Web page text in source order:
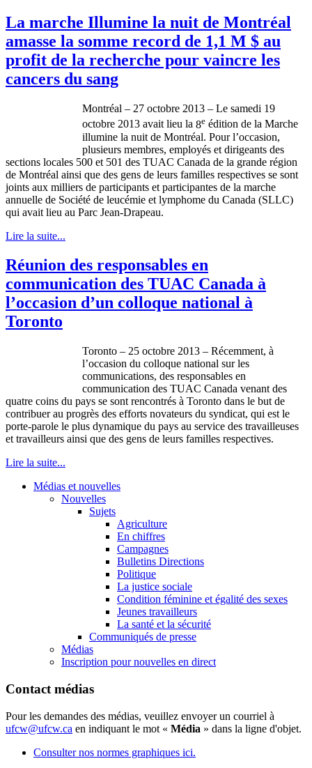
La marche Illumine la nuit de Montréal
amasse la somme record de 1,1 M $ au
profit de la recherche pour vaincre les
cancers du sang
Montréal – 27 octobre 2013 – Le samedi 19
octobre 2013 avaitlieu la 8e édition de la Marche
illumine la nuit de Montréal. Pourl’occasion,
plusieurs membres, employés et dirigeants des
sections locales 500 et 501 des TUAC Canada de la grande région
de Montréal ainsi que des gens de leurs familles respectives se sont
joints aux milliers de participants et participantes de la marche
annuelle de Société de leucémie et lymphome du Canada (SLLC)
qui avait lieu au Parc Jean-Drapeau.
Lire la suite...
Réunion des responsables en
communication des TUAC Canada à
l’occasion d’un colloque national à
Toronto
Toronto – 25 octobre 2013 – Récemment, à
l’occasion du colloque national sur les
communications, des responsables en
communication des TUAC Canada venant des
quatre coins du pays se sont rencontrés à Toronto dans le but de
contribuer au progrès des efforts novateurs du syndicat, qui est le
porte-parole le plus dynamique du pays au service des travailleuses
et travailleurs ainsi que des gens de leurs familles respectives.
Lire la suite...
Médias et nouvelles
Nouvelles
Sujets
Agriculture
En chiffres
Campagnes
Bulletins Directions
Politique
La justice sociale
Condition féminine et égalité des sexes
Jeunes travailleurs
La santé et la sécurité
Communiqués de presse
Médias
Inscription pour nouvelles en direct
Contact médias
Pour les demandes des médias, veuillez envoyer un courriel à
ufcw@ufcw.ca en indiquant le mot « Média » dans la ligne d'objet.
Consulter nos normes graphiques ici.